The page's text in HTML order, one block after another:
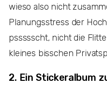
wieso also nicht
Planungsstress der
pssssscht, nicht die
kleines bisschen
2. Ein Stickeralbum